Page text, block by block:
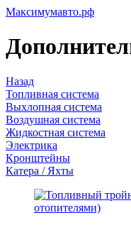
Максимумавто.рф
Назад
Топливная система
Выхлопная система
Воздушная система
Жидкостная система
Электрика
Кронштейны
Катера / Яхты